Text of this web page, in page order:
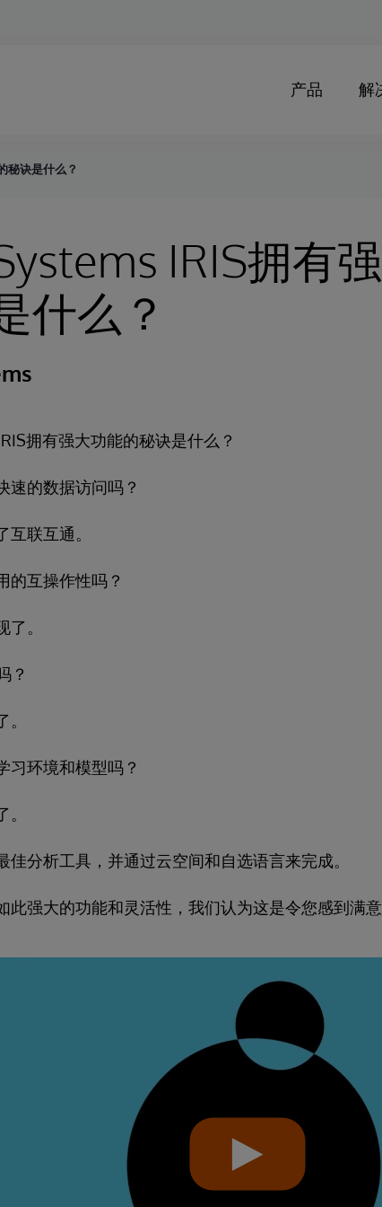
产品 解
秘诀是什么？
IRIS拥有
什么？
拥有强大功能的秘诀是什么？
速的数据访问吗？
互联互通。
的互操作性吗？
。
？
习环境和模型吗？
佳分析工具，并通过云空间和自选语言来完成。
此强大的功能和灵活性，我们认为这是令您感到满意